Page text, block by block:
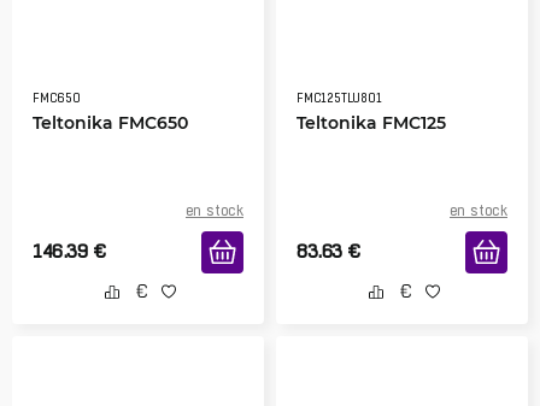
FMC650
Teltonika FMC650
en stock
146.39 €
FMC125TLU801
Teltonika FMC125
en stock
83.63 €